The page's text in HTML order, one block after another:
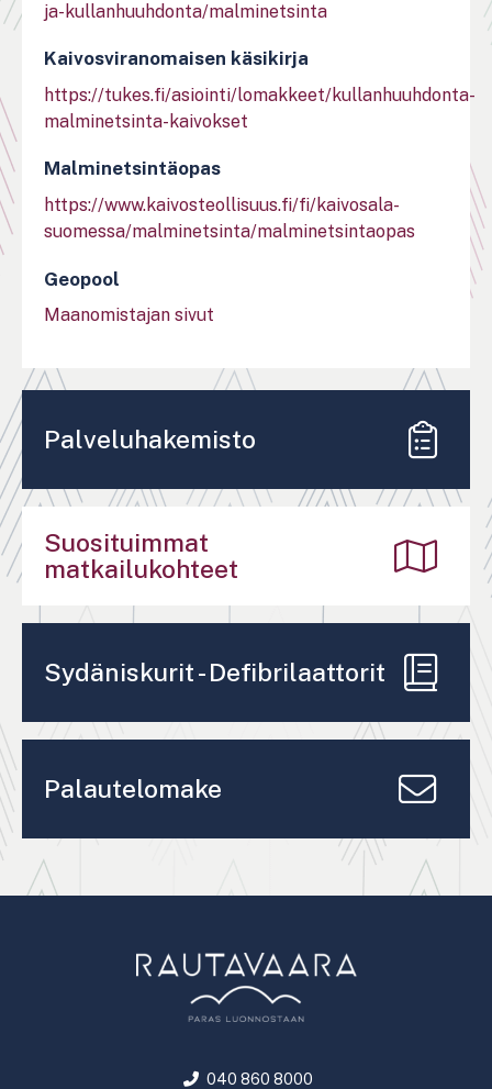
ja-kullanhuuhdonta/malminetsinta
Kaivosviranomaisen käsikirja
https://tukes.fi/asiointi/lomakkeet/kullanhuuhdonta-
malminetsinta-kaivokset
Malminetsintäopas
https://www.kaivosteollisuus.fi/fi/kaivosala-
suomessa/malminetsinta/malminetsintaopas
Geopool
Maanomistajan sivut
Palveluhakemisto
Suosituimmat
matkailukohteet
Sydäniskurit - Defibrilaattorit
Palautelomake
040 860 8000